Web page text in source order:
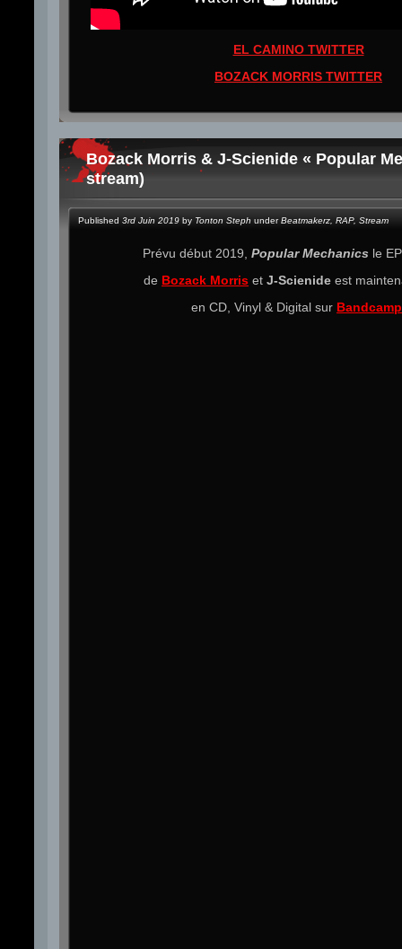
EL CAMINO TWITTER
BOZACK MORRIS TWITTER
Bozack Morris & J-Scienide « Popular
stream)
Published 3rd Juin 2019 by Tonton Steph underBeatmakerz RAP, Stream
Prévu début 2019, Popular Mechanicsle
de Bozack Morris et J-Scienide est
en CD, Vinyl & Digital sur Bandcamp